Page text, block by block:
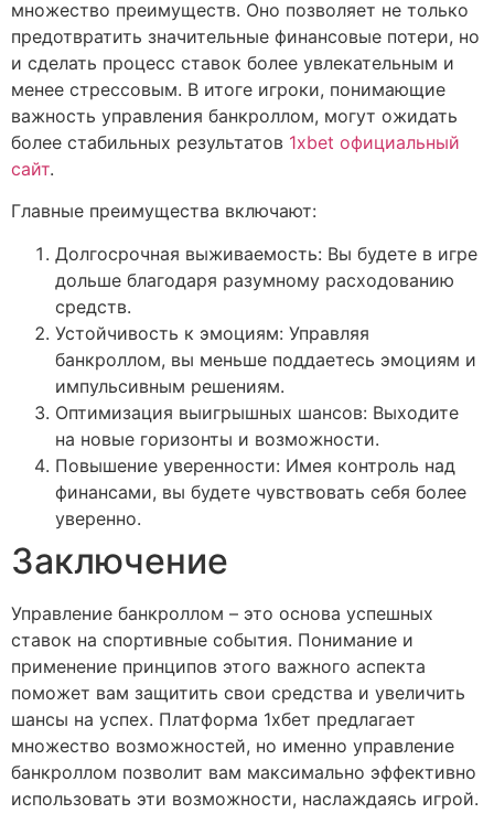
множество преимуществ. Оно позволяет не только
предотвратить значительные финансовые потери, но
и сделать процесс ставок более увлекательным и
менее стрессовым. В итоге игроки, понимающие
важность управления банкроллом, могут ожидать
более стабильных результатов 1xbet официальный
сайт.
Главные преимущества включают:
Долгосрочная выживаемость: Вы будете в игре
дольше благодаря разумному расходованию
средств.
Устойчивость к эмоциям: Управляя
банкроллом, вы меньше поддаетесь эмоциям и
импульсивным решениям.
Оптимизация выигрышных шансов: Выходите
на новые горизонты и возможности.
Повышение уверенности: Имея контроль над
финансами, вы будете чувствовать себя более
уверенно.
Заключение
Управление банкроллом – это основа успешных
ставок на спортивные события. Понимание и
применение принципов этого важного аспекта
поможет вам защитить свои средства и увеличить
шансы на успех. Платформа 1хбет предлагает
множество возможностей, но именно управление
банкроллом позволит вам максимально эффективно
использовать эти возможности, наслаждаясь игрой.